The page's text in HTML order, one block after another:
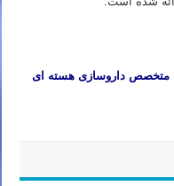
متخصص داروسازی هسته ای